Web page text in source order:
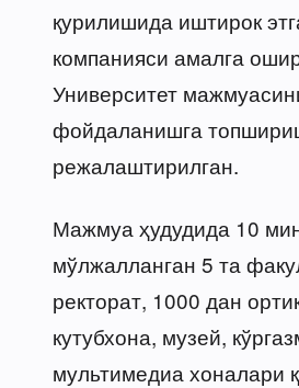
қурилишида иштирок
компанияси амалга
Университет
фойдаланишга
режалаштирилган.
Мажмуа ҳудудида 10
мўлжалланган 5 та
ректорат, 1000 дан
кутубхона, музей,
мультимедиа хоналари